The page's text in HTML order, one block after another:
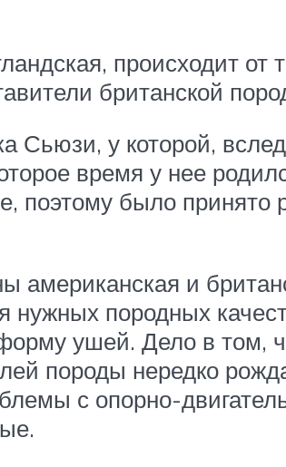
происходит от
британской
Сьюзи, у которой,
время у нее
было принято
американская и
нужных породных
ушей. Дело в том,
породы нередко
с опорно-